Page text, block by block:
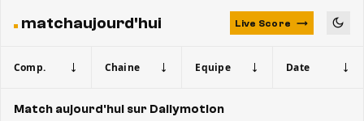
matchaujourd'hui Live Score
Comp. Chaine Equipe Date
Match aujourd'hui sur Dailymotion